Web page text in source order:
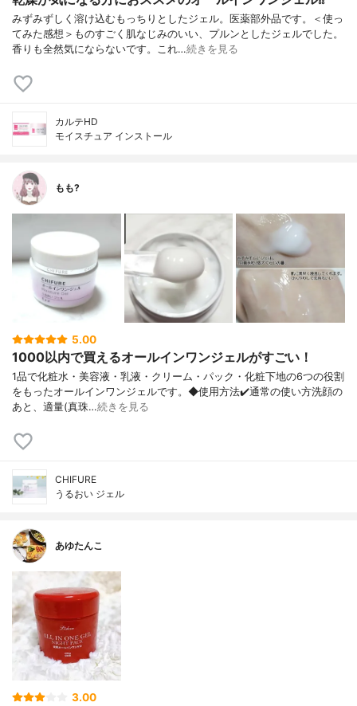
みずみずしく溶け込むもっちりとしたジェル。医薬部外品です。＜使っ
てみた感想＞ものすごく肌なじみのいい、プルンとしたジェルでした。
香りも全然気にならないです。これ…続きを見る
カルテHD
モイスチュア インストール
もも?
5.00
1000以内で買えるオールインワンジェルがすごい！
1品で化粧水・美容液・乳液・クリーム・ パック・化粧下地の6つの役割
をもったオ ールインワンジェルです。 ◆使用方法 ✔️通常の使い方 洗顔の
あと、適量(真珠…続きを見る
CHIFURE
うるおい ジェル
あゆたんこ
3.00